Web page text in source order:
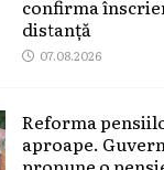
confirma
distanță
07.08.2026
Reforma
aproape.